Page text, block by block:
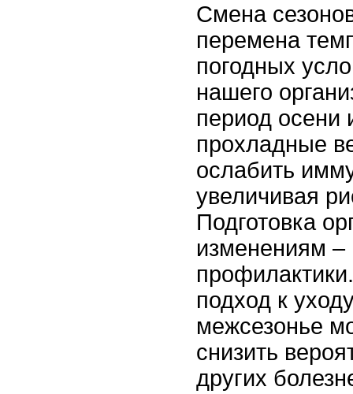
Смена
перемена
погодных
нашего
период осени
прохладные
ослабить
увеличивая
Подготовка
изменениям –
подход к
межсезонье
снизить
других